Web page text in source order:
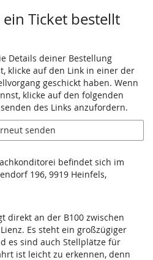
Ticket bestellt
Details deiner Bestellung
klicke auf den Link in einer der
geschickt haben. Wenn
klicke auf den folgenden
des Links anzufordern.
senden
befindet sich im
196, 9919 Heinfels,
direkt an der B100 zwischen
Es steht ein großzügiger
es sind auch Stellplätze für
ist leicht zu erkennen, denn